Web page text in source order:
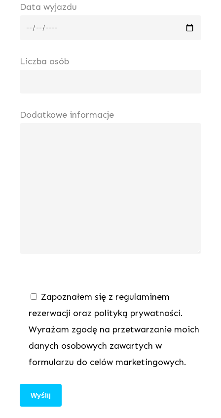
Data wyjazdu
Liczba osób
Dodatkowe informacje
Zapoznałem się z regulaminem
rezerwacji oraz polityką prywatności.
Wyrażam zgodę na przetwarzanie moich
danych osobowych zawartych w
formularzu do celów marketingowych.